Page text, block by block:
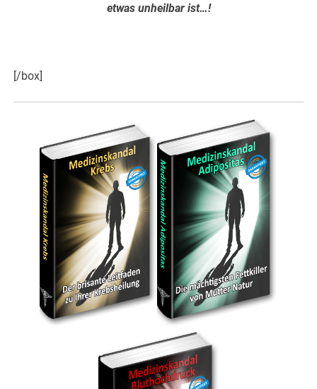
etwas unheilbar ist…!
[/box]